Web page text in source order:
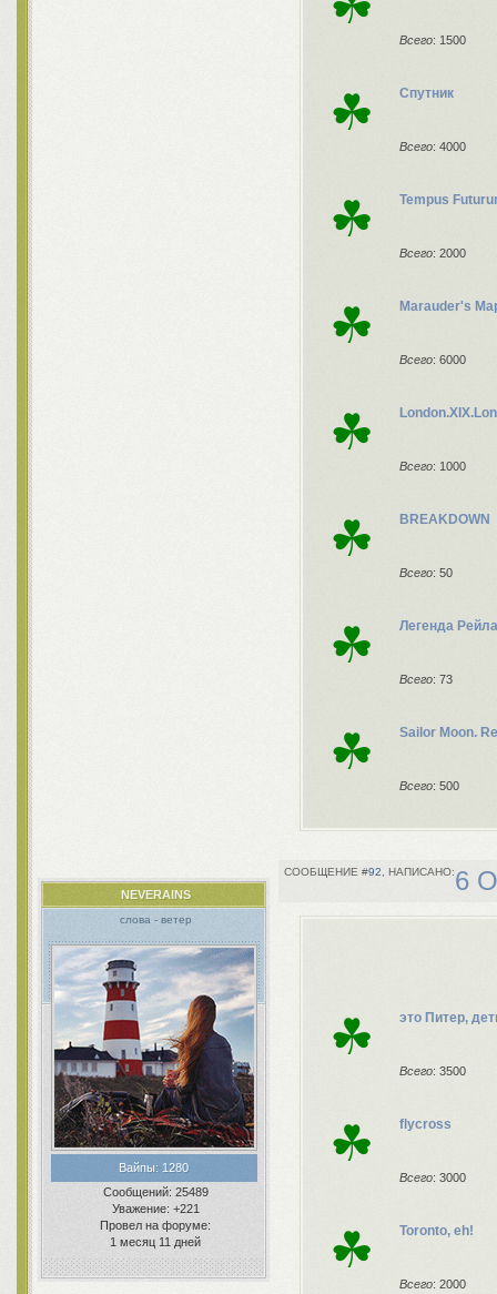
Всего: 1500
☘ Спутник
Всего: 4000
☘ Tempus
Всего: 2000
☘ Marauder's
Всего: 6000
☘
Всего: 1000
☘ BREAKDOWN
Всего: 50
☘ Легенда
Всего: 73
☘ Sailor Moon.
Всего: 500
92 6
NEVERAINS
слова - ветер
Вайпы: 1280
Сообщений: 25489
Уважение: +221
Провел на форуме:
1 месяц 11 дней
☘ это Питер,
Всего: 3500
☘ flycross
Всего: 3000
☘ Toronto, eh!
Всего: 2000